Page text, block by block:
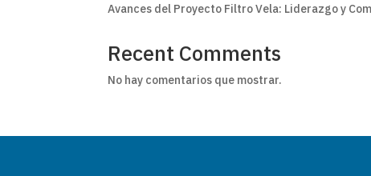
Avances del Proyecto Filtro Vela: Liderazgo y
Recent Comments
No hay comentarios que mostrar.